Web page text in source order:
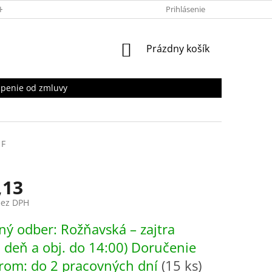
OSOBNÝCH ÚDAJOV Prihlásenie
NÁKUPNÝ
Prázdny košík
od zmluvy
DPH
odber: Rožňavská – zajtra
deň a obj. do 14:00) Doručenie
do 2 pracovných dní (15 ks)